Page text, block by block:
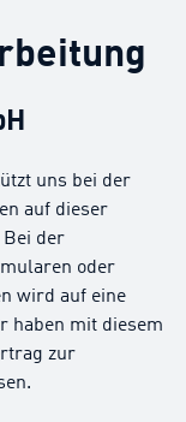
uns bei der
auf dieser
Bei der
oder
wird auf eine
haben mit diesem
zur